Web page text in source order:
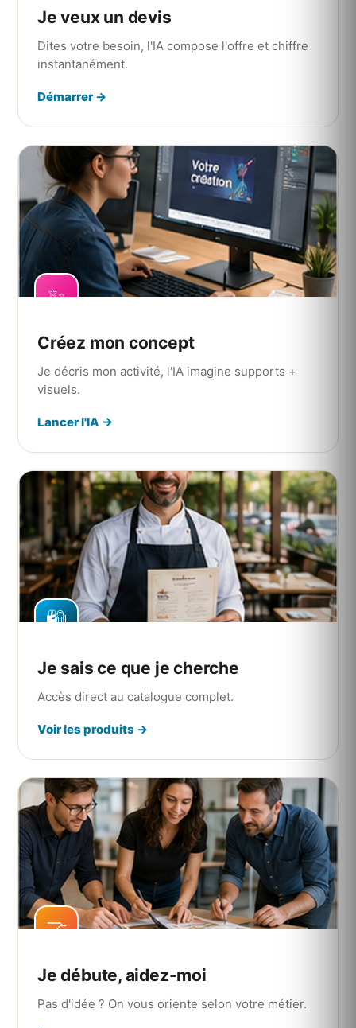
Je veux un devis
Dites votre besoin, l'IA compose l'offre et chiffre
instantanément.
Démarrer →
✨
Créez mon concept
Je décris mon activité, l'IA imagine supports +
visuels.
Lancer l'IA →
🛍️
Je sais ce que je cherche
Accès direct au catalogue complet.
Voir les produits →
🤝
Je débute, aidez-moi
Pas d'idée ? On vous oriente selon votre métier.